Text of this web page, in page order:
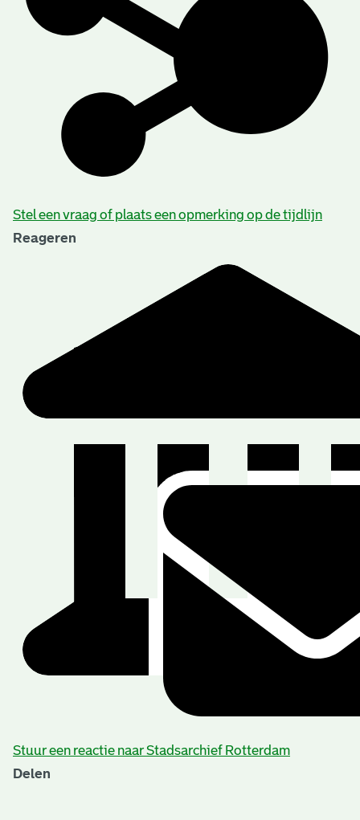
Stel een vraag of plaats een opmerking op de tijdlijn
Reageren
Stuur een reactie naar Stadsarchief Rotterdam
Delen